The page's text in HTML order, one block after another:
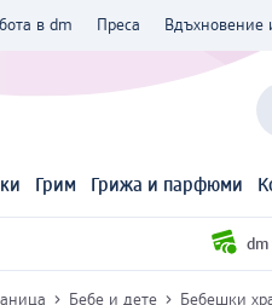
в dm Преса Вдъхновение
Грим Грижа и парфюми
dm
Бебе и дете Бебешки